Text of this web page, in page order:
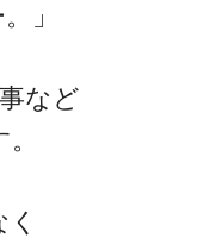
」
など